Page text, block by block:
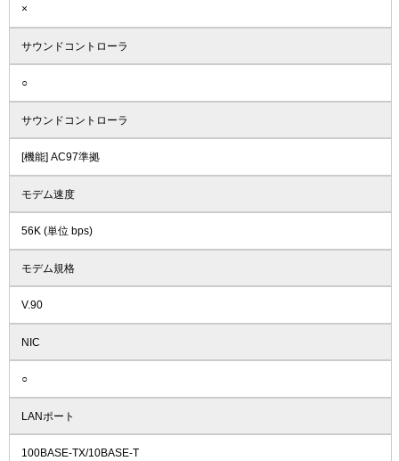
×
サウンドコントローラ
○
サウンドコントローラ
[機能] AC97準拠
モデム速度
56K (単位 bps)
モデム規格
V.90
NIC
○
LANポート
100BASE-TX/10BASE-T